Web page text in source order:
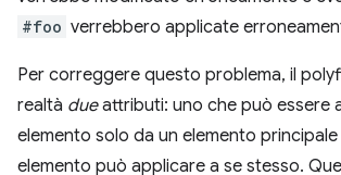
#foo verrebbero applicate
Per correggere questo problema, il
realtà dueattributi: uno che può essere
elemento solo da un elemento
elemento può applicare a se stesso.